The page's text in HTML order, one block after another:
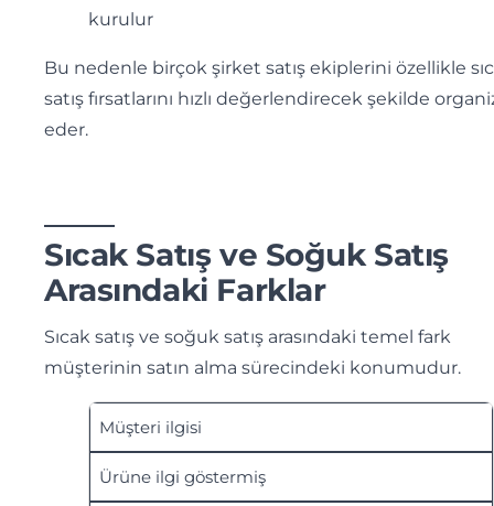
kurulur
Bu nedenle birçok şirket satış ekiplerini özellikle
satış fırsatlarını hızlı değerlendirecek şekilde
eder.
Sıcak Satış ve Soğuk Satış
Arasındaki Farklar
Sıcak satış ve soğuk satış arasındaki temel fark
müşterinin satın alma sürecindeki konumudur.
Müşteri ilgisi
Ürüne ilgi göstermiş